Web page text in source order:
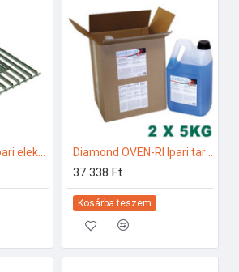
Diamond OVEN-RI Ipari tartozékok
37 338 Ft
Kosárba teszem